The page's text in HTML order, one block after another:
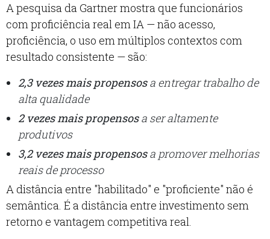
A pesquisa da Gartner mostra que funcionários
com proficiência real em IA — não acesso,
proficiência, o uso em múltiplos contextos com
resultado consistente — são:
2,3 vezes mais propensosa entregar trabalho de
alta qualidade
2 vezes mais propensosa ser altamente
produtivos
3,2 vezes mais propensosa promover melhorias
reais de processo
A distância entre "habilitado" e "proficiente" não é
semântica. É a distância entre investimento sem
retorno e vantagem competitiva real.